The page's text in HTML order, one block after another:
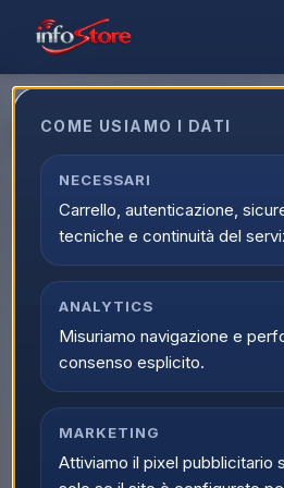
COME USIAMO I DATI
NECESSARI
Carrello, autenticazione,
tecniche e continuità del
ANALYTICS
Misuriamo navigazione e
consenso esplicito.
MARKETING
Attiviamo il pixel pubblicitario
Home
BANDAI NAMCO
prodotti BANDAI NAMCO
NOVITÀ
BANDAI NAMCO
PS4 Dark Souls 3 EU
Scopri il prodotto
BANDAI NAMCO
PS4 Dragon Ball
Scopri il prodotto